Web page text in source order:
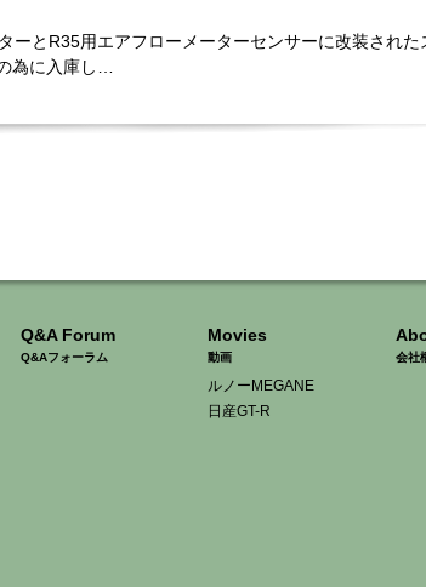
ーとR35用エアフローメーターセンサーに改装された
為に入庫し…
Q&A Forum
Q&Aフォーラム
Movies
動画
ルノーMEGANE
日産GT-R
会社